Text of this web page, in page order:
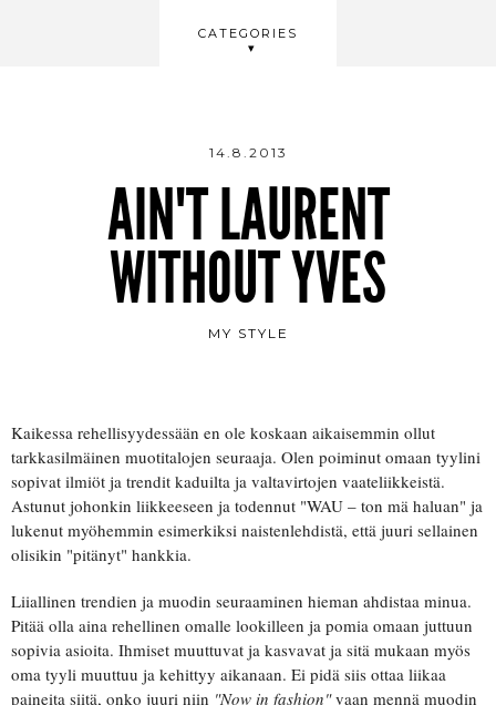
CATEGORIES
BEAUTY
14.8.2013
AIN'T LAURENT
WITHOUT YVES
MY STYLE
Kaikessa rehellisyydessään en ole koskaan aikaisemmin ollut
tarkkasilmäinen muotitalojen seuraaja. Olen poiminut omaan tyylini
sopivat ilmiöt ja trendit kaduilta ja valtavirtojen vaateliikkeistä.
Astunut johonkin liikkeeseen ja todennut "WAU – ton mä haluan" ja
lukenut myöhemmin esimerkiksi naistenlehdistä, että juuri sellainen
olisikin "pitänyt" hankkia.
Liiallinen trendien ja muodin seuraaminen hieman ahdistaa minua.
Pitää olla aina rehellinen omalle lookilleen ja pomia omaan juttuun
sopivia asioita. Ihmiset muuttuvat ja kasvavat ja sitä mukaan myös
oma tyyli muuttuu ja kehittyy aikanaan. Ei pidä siis ottaa liikaa
paineita siitä, onko juuri niin "Now in fashion"vaan mennä muodin